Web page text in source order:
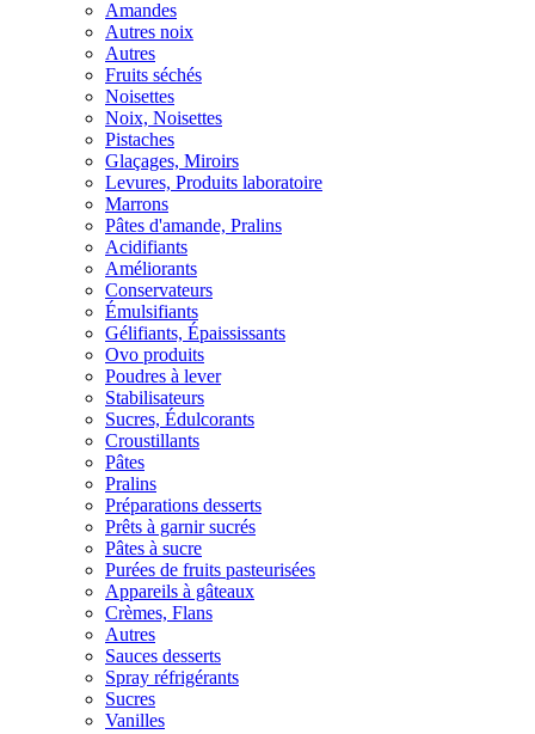
Amandes
Autres noix
Autres
Fruits séchés
Noisettes
Noix, Noisettes
Pistaches
Glaçages, Miroirs
Levures, Produits laboratoire
Marrons
Pâtes d'amande, Pralins
Acidifiants
Améliorants
Conservateurs
Émulsifiants
Gélifiants, Épaississants
Ovo produits
Poudres à lever
Stabilisateurs
Sucres, Édulcorants
Croustillants
Pâtes
Pralins
Préparations desserts
Prêts à garnir sucrés
Pâtes à sucre
Purées de fruits pasteurisées
Appareils à gâteaux
Crèmes, Flans
Autres
Sauces desserts
Spray réfrigérants
Sucres
Vanilles